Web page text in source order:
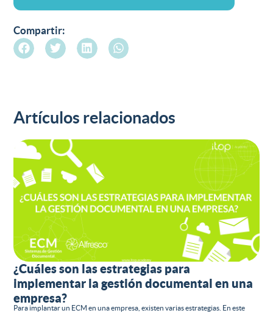
Compartir:
Artículos relacionados
¿Cuáles son las estrategias para
implementar la gestión documental en una
empresa?
Para implantar un ECM en una empresa, existen varias estrategias. En este